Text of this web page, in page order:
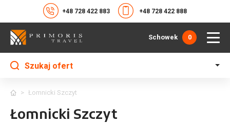
+48 728 422 883 +48 728 422 888
Schowek 0
Szukaj ofert
> Łomnicki Szczyt
Łomnicki Szczyt